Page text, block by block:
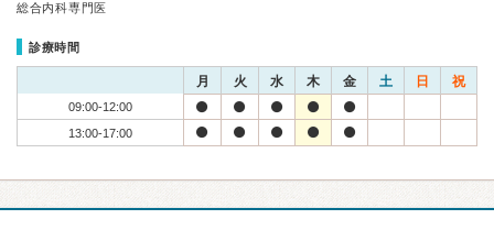
総合内科専門医
診療時間
月 火 水 木 金 土 日 祝
09:00-12:00
13:00-17:00